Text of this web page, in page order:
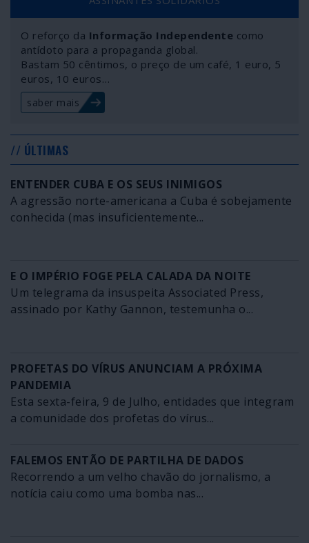
O reforço da Informação Independente como
antídoto para a propaganda global.
Bastam 50 cêntimos, o preço de um café, 1 euro, 5
euros, 10 euros…
saber mais
// ÚLTIMAS
ENTENDER CUBA E OS SEUS INIMIGOS
A agressão norte-americana a Cuba é sobejamente
conhecida (mas insuficientemente...
E O IMPÉRIO FOGE PELA CALADA DA NOITE
Um telegrama da insuspeita Associated Press,
assinado por Kathy Gannon, testemunha o...
PROFETAS DO VÍRUS ANUNCIAM A PRÓXIMA
PANDEMIA
Esta sexta-feira, 9 de Julho, entidades que integram
a comunidade dos profetas do vírus...
FALEMOS ENTÃO DE PARTILHA DE DADOS
Recorrendo a um velho chavão do jornalismo, a
notícia caiu como uma bomba nas...